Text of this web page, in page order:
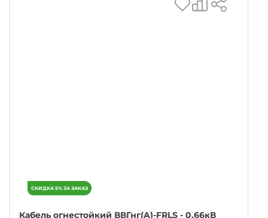
Кабель огнестойкий ВВГнг(A)-FRLS - 0,66кВ